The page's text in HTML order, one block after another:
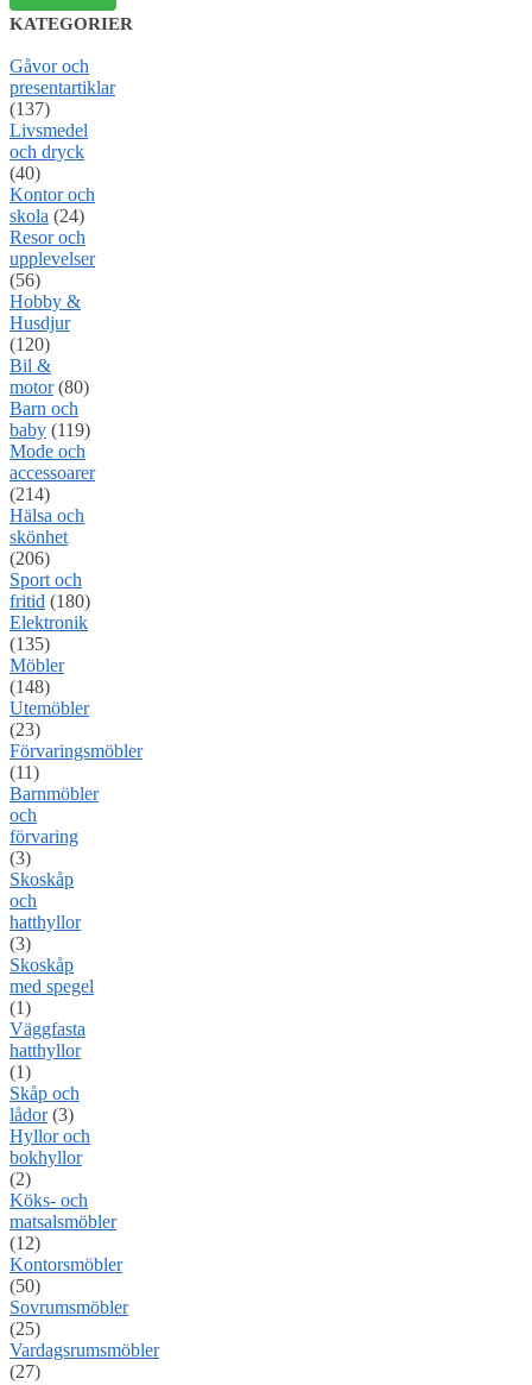
KATEGORIER
Gåvor och
presentartiklar
(137)
Livsmedel
och dryck
(40)
Kontor och
skola (24)
Resor och
upplevelser
(56)
Hobby &
Husdjur
(120)
Bil &
motor (80)
Barn och
baby (119)
Mode och
accessoarer
(214)
Hälsa och
skönhet
(206)
Sport och
fritid (180)
Elektronik
(135)
Möbler
(148)
Utemöbler
(23)
Förvaringsmöbler
(11)
Barnmöbler
och
förvaring
(3)
Skoskåp
och
hatthyllor
(3)
Skoskåp
med spegel
(1)
Väggfasta
hatthyllor
(1)
Skåp och
lådor (3)
Hyllor och
bokhyllor
(2)
Köks- och
matsalsmöbler
(12)
Kontorsmöbler
(50)
Sovrumsmöbler
(25)
Vardagsrumsmöbler
(27)